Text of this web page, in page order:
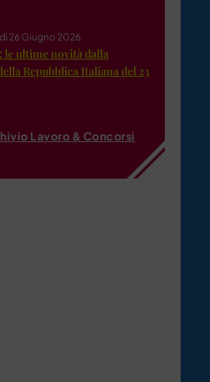
26 Giugno 2026
le ultime novità dalla
Repubblica Italiana del 23
Lavoro & Concorsi